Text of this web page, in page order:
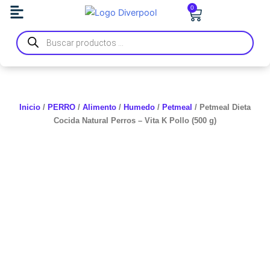
contenido
0
Carrito
Búsqueda
de
productos
Inicio / PERRO / Alimento / Humedo / Petmeal / Petmeal Dieta
Cocida Natural Perros – Vita K Pollo (500 g)